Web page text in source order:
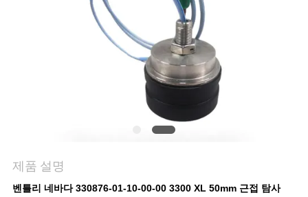
뉴
스
제품 설명
벤틀리 네바다 330876-01-10-00-00 3300 XL 50mm 근접 탐사